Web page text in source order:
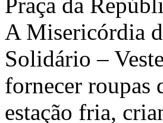
Praça da
A Misericórdia
Solidário –
fornecer roupas
estação fria,